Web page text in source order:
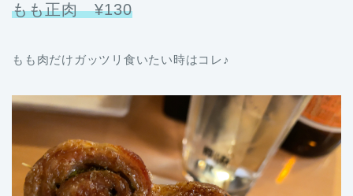
もも正肉 ¥130
もも肉だけガッツリ食いたい時はコレ♪